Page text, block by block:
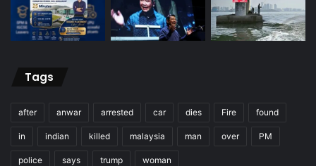
Tags
after anwar arrested car dies Fire found
in indian killed malaysia man over PM
police says trump woman